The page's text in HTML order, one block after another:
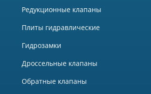
Редукционные клапаны
Плиты гидравлические
Гидрозамки
Дроссельные клапаны
Обратные клапаны